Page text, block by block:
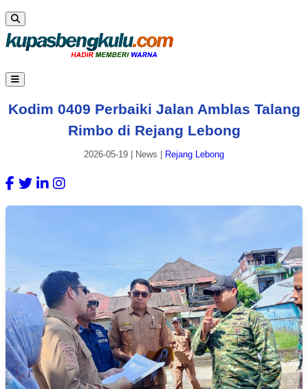
Kodim 0409 Perbaiki Jalan Amblas Talang
Rimbo di Rejang Lebong
2026-05-19 News Rejang Lebong